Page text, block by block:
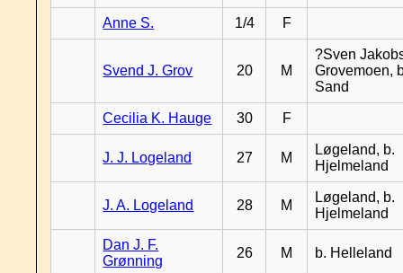
Anne S. 1/4 F
Svend J. Grov 20 M
?Sven
Grovemoen,
Sand
Cecilia K. Hauge 30 F
J. J. Logeland 27 M
Løgeland, b.
Hjelmeland
J. A. Logeland 28 M
Løgeland, b.
Hjelmeland
Dan J. F.
Grønning
26 M b. Helleland